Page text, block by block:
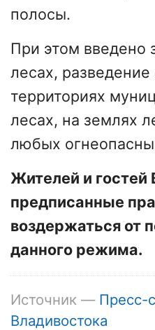
полосы.
При этом введено
лесах,
территориях
лесах, на землях
любых
Жителей и гостей
предписанные
воздержаться от
данного режима.
Источник — Пресс-
Владивостока